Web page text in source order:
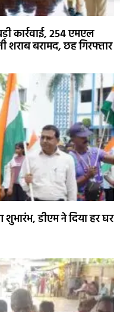
कार्रवाई, 254 एमएल
बरामद, छह गिरफ्तार
डीएम ने दिया हर घर